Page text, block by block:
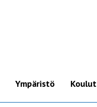
Ympäristö Koulut